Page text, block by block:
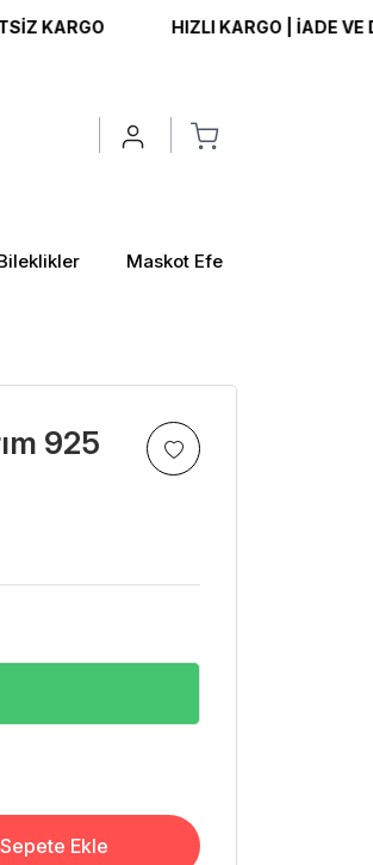
HIZLI KARGO | İADE VE
Maskot Efe
925
Sepete Ekle